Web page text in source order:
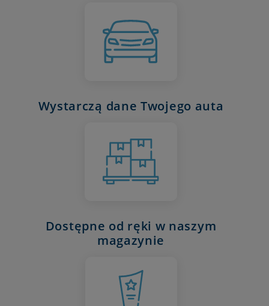
Wystarczą dane Twojego auta
Dostępne od ręki w naszym
magazynie